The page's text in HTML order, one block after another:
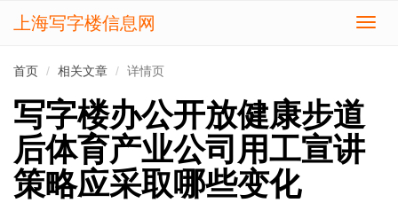
切
上海写字楼信息网
首页 相关文章 详情页
写字楼办公开放健康步道
后体育产业公司用工宣讲
策略应采取哪些变化